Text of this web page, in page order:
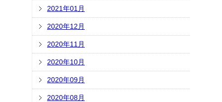
2021年01月
2020年12月
2020年11月
2020年10月
2020年09月
2020年08月